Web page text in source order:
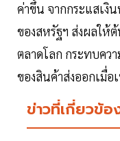
ค่าขึ้น จากกระแสเงิ
ของสหรัฐฯ ส่งผลให้
ตลาดโลก กระทบคว
ของสินค้าส่งออกเมื่อ
ข่าวที่เกี่ยวข้อ